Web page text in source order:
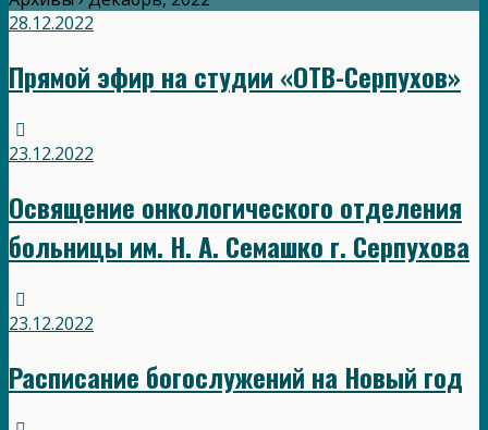
28.12.2022
Прямой эфир на студии «ОТВ-Серпухов»
23.12.2022
Освящение онкологического отделения
больницы им. Н. А. Семашко г. Серпухова
23.12.2022
Расписание богослужений на Новый год